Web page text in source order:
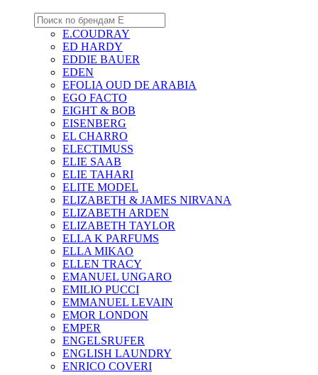
E.COUDRAY
ED HARDY
EDDIE BAUER
EDEN
EFOLIA OUD DE ARABIA
EGO FACTO
EIGHT & BOB
EISENBERG
EL CHARRO
ELECTIMUSS
ELIE SAAB
ELIE TAHARI
ELITE MODEL
ELIZABETH & JAMES NIRVANA
ELIZABETH ARDEN
ELIZABETH TAYLOR
ELLA K PARFUMS
ELLA MIKAO
ELLEN TRACY
EMANUEL UNGARO
EMILIO PUCCI
EMMANUEL LEVAIN
EMOR LONDON
EMPER
ENGELSRUFER
ENGLISH LAUNDRY
ENRICO COVERI